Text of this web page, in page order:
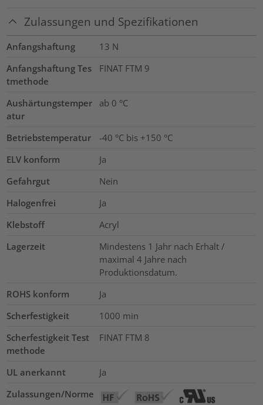
Zulassungen und Spezifikationen
Anfangshaftung 13 N
Anfangshaftung Tes
tmethode
FINAT FTM 9
Aushärtungstemper
atur
ab 0 °C
Betriebstemperatur
-40 °C bis +150 °C
ELV konform
Ja
Gefahrgut
Nein
Halogenfrei
Ja
Klebstoff
Acryl
Lagerzeit
Mindestens 1 Jahr nach Erhalt /
maximal 4 Jahre nach
Produktionsdatum.
ROHS konform
Ja
Scherfestigkeit
1000 min
Scherfestigkeit Test
methode
FINAT FTM 8
UL anerkannt
Ja
Zulassungen/Norme